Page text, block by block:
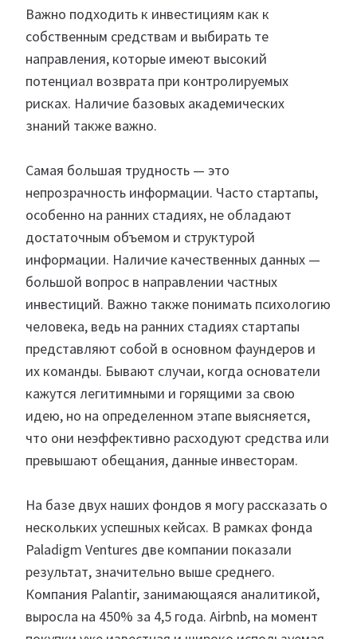
Важно подходить к инвестициям как к
собственным средствам и выбирать те
направления, которые имеют высокий
потенциал возврата при контролируемых
рисках. Наличие базовых академических
знаний также важно.
Самая большая трудность — это
непрозрачность информации. Часто стартапы,
особенно на ранних стадиях, не обладают
достаточным объемом и структурой
информации. Наличие качественных данных —
большой вопрос в направлении частных
инвестиций. Важно также понимать психологию
человека, ведь на ранних стадиях стартапы
представляют собой в основном фаундеров и
их команды. Бывают случаи, когда основатели
кажутся легитимными и горящими за свою
идею, но на определенном этапе выясняется,
что они неэффективно расходуют средства или
превышают обещания, данные инвесторам.
На базе двух наших фондов я могу рассказать о
нескольких успешных кейсах. В рамках фонда
Paladigm Ventures две компании показали
результат, значительно выше среднего.
Компания Palantir, занимающаяся аналитикой,
выросла на 450% за 4,5 года. Airbnb, на момент